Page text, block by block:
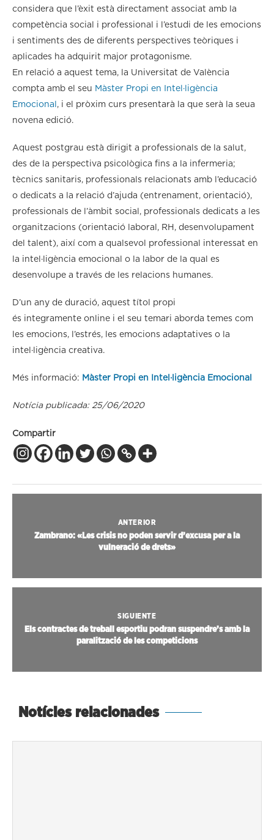
considera que l’èxit està directament associat amb la
competència social i professional i l’estudi de les emocions
i sentiments des de diferents perspectives teòriques i
aplicades ha adquirit major protagonisme.
En relació a aquest tema, la Universitat de València
compta amb el seu Màster Propi en Intel·ligència
Emocional , i el pròxim curs presentarà la que serà la seua
novena edició.
Aquest postgrau està dirigit a professionals de la salut,
des de la perspectiva psicològica fins a la infermeria;
tècnics sanitaris, professionals relacionats amb l’educació
o dedicats a la relació d’ajuda (entrenament, orientació),
professionals de l’àmbit social, professionals dedicats a les
organitzacions (orientació laboral, RH, desenvolupament
del talent), així com a qualsevol professional interessat en
la intel·ligència emocional o la labor de la qual es
desenvolupe a través de les relacions humanes.
D’un any de duració, aquest títol propi
és integramente online i el seu temari aborda temes com
les emocions, l’estrés, les emocions adaptatives o la
intel·ligència creativa.
Més informació: Màster Propi en Intel·ligència Emocional
Notícia publicada: 25/06/2020
Compartir
ANTERIOR
Zambrano: «Les crisis no poden servir d’excusa per a la
vulneració de drets»
SIGUIENTE
Els contractes de treball esportiu podran suspendre’s amb la
paralització de les competicions
Notícies relacionades